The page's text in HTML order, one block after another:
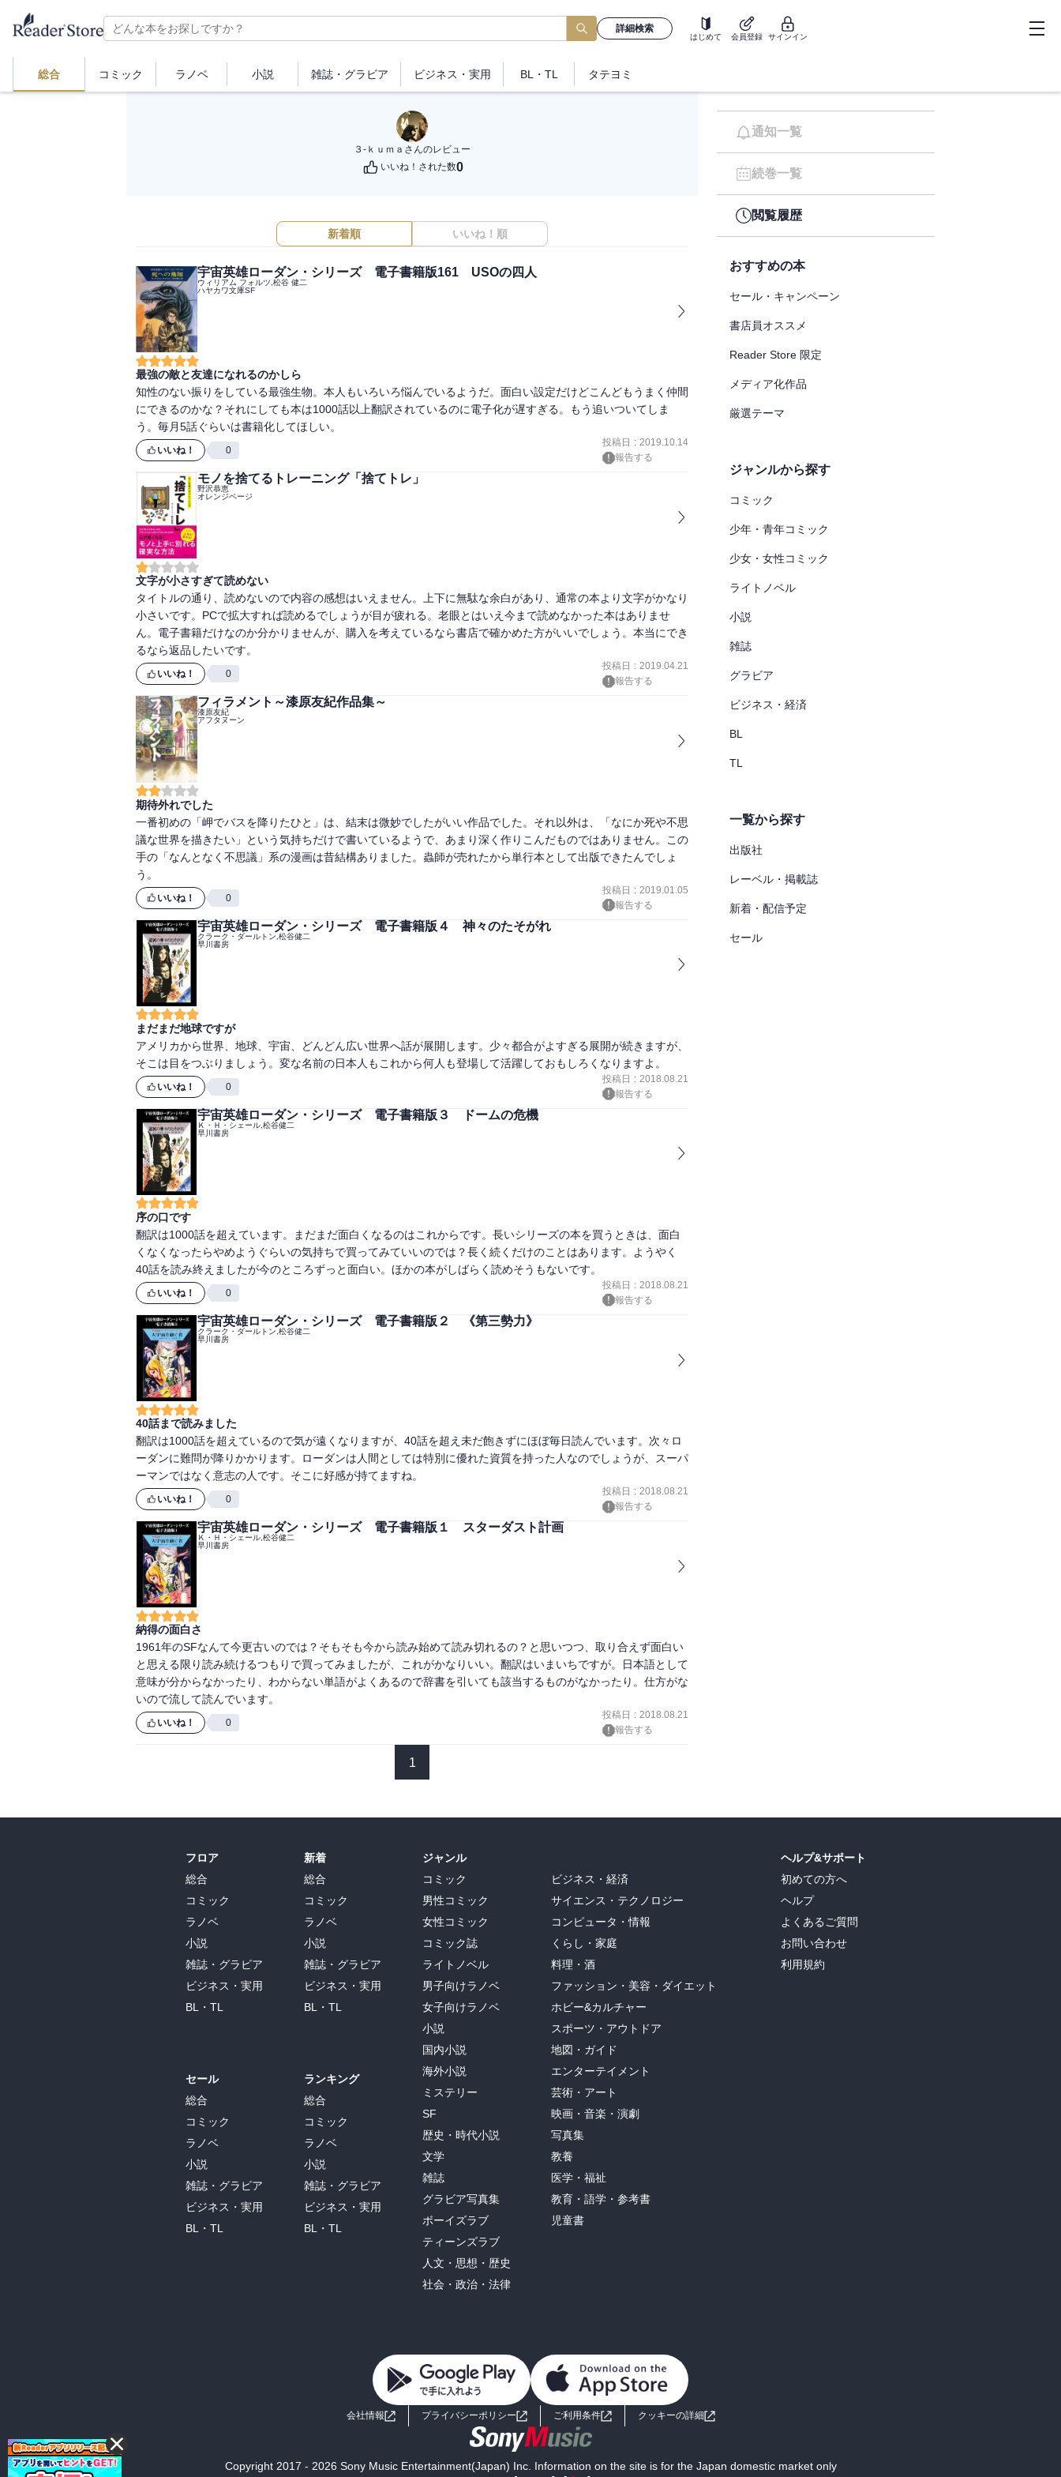
詳細検索
はじめて 会員登録 サインイン
総合 コミック ラノベ 小説 雑誌・ グラビア ビジネス ・実用 BL・TL タテヨミ
３-ｋｕｍａ さんのレビュー
いいね！された数0
新着順 いいね！順
宇宙英雄ローダン・シリーズ 電子書籍版161 USOの四人
ウィリアム フォルツ,松谷 健二
ハヤカワ文庫SF
最強の敵と友達になれるのかしら
知性のない振りをしている最強生物。本人もいろいろ悩んでいるようだ。面白い設定だけどこんどもうまく仲間
にできるのかな？それにしても本は1000話以上翻訳されているのに電子化が遅すぎる。もう追いついてしま
う。毎月5話ぐらいは書籍化してほしい。
いいね！ 0
投稿日 : 2019.10.14
報告する
モノを捨てるトレーニング「捨てトレ」
野沢恭恵
オレンジページ
文字が小さすぎて読めない
タイトルの通り、読めないので内容の感想はいえません。上下に無駄な余白があり、通常の本より文字がかなり
小さいです。PCで拡大すれば読めるでしょうが目が疲れる。老眼とはいえ今まで読めなかった本はありませ
ん。電子書籍だけなのか分かりませんが、購入を考えているなら書店で確かめた方がいいでしょう。本当にでき
るなら返品したいです。
いいね！ 0
投稿日 : 2019.04.21
報告する
フィラメント～漆原友紀作品集～
漆原友紀
アフタヌーン
期待外れでした
一番初めの「岬でバスを降りたひと」は、結末は微妙でしたがいい作品でした。それ以外は、「なにか死や不思
議な世界を描きたい」という気持ちだけで書いているようで、あまり深く作りこんだものではありません。この
手の「なんとなく不思議」系の漫画は昔結構ありました。蟲師が売れたから単行本として出版できたんでしょ
う。
いいね！ 0
投稿日 : 2019.01.05
報告する
宇宙英雄ローダン・シリーズ 電子書籍版４ 神々のたそがれ
クラーク・ダールトン,松谷健二
早川書房
まだまだ地球ですが
アメリカから世界、地球、宇宙、どんどん広い世界へ話が展開します。少々都合がよすぎる展開が続きますが、
そこは目をつぶりましょう。変な名前の日本人もこれから何人も登場して活躍しておもしろくなりますよ。
いいね！ 0
投稿日 : 2018.08.21
報告する
宇宙英雄ローダン・シリーズ 電子書籍版３ ドームの危機
Ｋ・Ｈ・シェール,松谷健二
早川書房
序の口です
翻訳は1000話を超えています。まだまだ面白くなるのはこれからです。長いシリーズの本を買うときは、面白
くなくなったらやめようぐらいの気持ちで買ってみていいのでは？長く続くだけのことはあります。ようやく
40話を読み終えましたが今のところずっと面白い。ほかの本がしばらく読めそうもないです。
いいね！ 0
投稿日 : 2018.08.21
報告する
宇宙英雄ローダン・シリーズ 電子書籍版２ 《第三勢力》
クラーク・ダールトン,松谷健二
早川書房
40話まで読みました
翻訳は1000話を超えているので気が遠くなりますが、40話を超え未だ飽きずにほぼ毎日読んでいます。次々ロ
ーダンに難問が降りかかります。ローダンは人間としては特別に優れた資質を持った人なのでしょうが、スーパ
ーマンではなく意志の人です。そこに好感が持てますね。
いいね！ 0
投稿日 : 2018.08.21
報告する
宇宙英雄ローダン・シリーズ 電子書籍版１ スターダスト計画
Ｋ・Ｈ・シェール,松谷健二
早川書房
納得の面白さ
1961年のSFなんて今更古いのでは？そもそも今から読み始めて読み切れるの？と思いつつ、取り合えず面白い
と思える限り読み続けるつもりで買ってみましたが、これがかなりいい。翻訳はいまいちですが。日本語として
意味が分からなかったり、わからない単語がよくあるので辞書を引いても該当するものがなかったり。仕方がな
いので流して読んでいます。
いいね！ 0
投稿日 : 2018.08.21
報告する
1
通知一覧
続巻一覧
閲覧履歴
おすすめの本
セール・キャンペーン
書店員オススメ
Reader Store 限定
メディア化作品
厳選テーマ
ジャンルから探す
コミック
少年・青年コミック
少女・女性コミック
ライトノベル
小説
雑誌
グラビア
ビジネス・経済
BL
TL
一覧から探す
出版社
レーベル・掲載誌
新着・配信予定
セール
フロア
総合
コミック
ラノベ
小説
雑誌・グラビア
ビジネス・実用
BL・TL
セール
総合
コミック
ラノベ
小説
雑誌・グラビア
ビジネス・実用
BL・TL
新着
総合
コミック
ラノベ
小説
雑誌・グラビア
ビジネス・実用
BL・TL
ランキング
総合
コミック
ラノベ
小説
雑誌・グラビア
ビジネス・実用
BL・TL
ジャンル
コミック
男性コミック
女性コミック
コミック誌
ライトノベル
男子向けラノベ
女子向けラノベ
小説
国内小説
海外小説
ミステリー
SF
歴史・時代小説
文学
雑誌
グラビア写真集
ボーイズラブ
ティーンズラブ
人文・思想・歴史
社会・政治・法律
ビジネス・経済
サイエンス・テクノロジー
コンピュータ・情報
くらし・家庭
料理・酒
ファッション・美容・ダイエット
ホビー&カルチャー
スポーツ・アウトドア
地図・ガイド
エンターテイメント
芸術・アート
映画・音楽・演劇
写真集
教養
医学・福祉
教育・語学・参考書
児童書
ヘルプ&サポート
初めての方へ
ヘルプ
よくあるご質問
お問い合わせ
利用規約
会社情報 プライバシーポリシー ご利用条件 クッキーの詳細
Copyright 2017 - 2026 Sony Music Entertainment(Japan) Inc. Information on the site is for the Japan domestic market only